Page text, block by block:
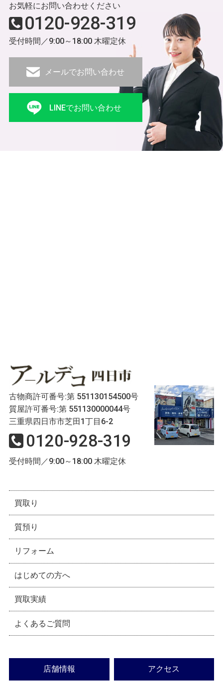
お気軽にお問い合わせください
0120-928-319
受付時間／9:00～18:00 木曜定休
メールでお問い合わせ
LINEでお問い合わせ
古物商許可番号:第 551130154500号
質屋許可番号:第 551130000044号
三重県四日市市芝田1丁目6-2
0120-928-319
受付時間／9:00～18:00 木曜定休
買取り
質預り
リフォーム
はじめての方へ
買取実績
よくあるご質問
店舗情報 アクセス